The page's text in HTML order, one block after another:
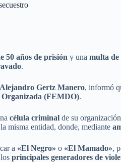
50 años de prisión y una multa de
.
Alejandro Gertz Manero, informó
Organizada (FEMDO).
célula criminal de su
misma entidad, donde, mediante
a «El Negro» o «El Mamado»,
principales generadores de